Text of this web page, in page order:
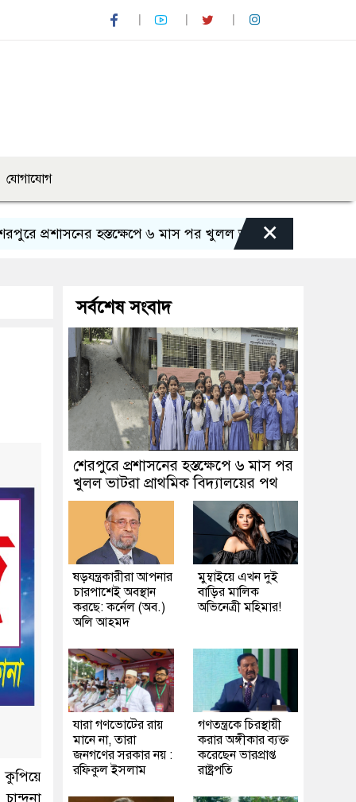
যোগাযোগ
হস্তক্ষেপে ৬ মাস পর খুলল ভাটরা প্রাথমিক বিদ্যালয়ের পথ
×
সর্বশেষ সংবাদ
শেরপুরে প্রশাসনের হস্তক্ষেপে ৬ মাস পর
খুলল ভাটরা প্রাথমিক বিদ্যালয়ের পথ
ষড়যন্ত্রকারীরা আপনার
চারপাশেই অবস্থান
করছে: কর্নেল (অব.)
অলি আহমদ
মুম্বাইয়ে এখন দুই
বাড়ির মালিক
অভিনেত্রী মহিমার!
যারা গণভোটের রায়
মানে না, তারা
জনগণের সরকার নয় :
রফিকুল ইসলাম
গণতন্ত্রকে চিরস্থায়ী
করার অঙ্গীকার ব্যক্ত
করেছেন ভারপ্রাপ্ত
রাষ্ট্রপতি